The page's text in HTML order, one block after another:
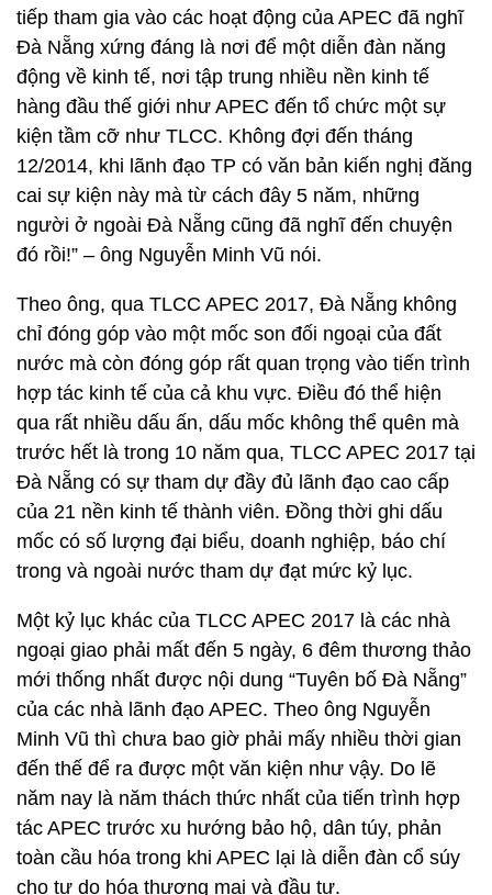
tiếp tham gia vào các hoạt động của APEC đã nghĩ
Đà Nẵng xứng đáng là nơi để một diễn đàn năng
động về kinh tế, nơi tập trung nhiều nền kinh tế
hàng đầu thế giới như APEC đến tổ chức một sự
kiện tầm cỡ như TLCC. Không đợi đến tháng
12/2014, khi lãnh đạo TP có văn bản kiến nghị đăng
cai sự kiện này mà từ cách đây 5 năm, những
người ở ngoài Đà Nẵng cũng đã nghĩ đến chuyện
đó rồi!” – ông Nguyễn Minh Vũ nói.
Theo ông, qua TLCC APEC 2017, Đà Nẵng không
chỉ đóng góp vào một mốc son đối ngoại của đất
nước mà còn đóng góp rất quan trọng vào tiến trình
hợp tác kinh tế của cả khu vực. Điều đó thể hiện
qua rất nhiều dấu ấn, dấu mốc không thể quên mà
trước hết là trong 10 năm qua, TLCC APEC 2017 tại
Đà Nẵng có sự tham dự đầy đủ lãnh đạo cao cấp
của 21 nền kinh tế thành viên. Đồng thời ghi dấu
mốc có số lượng đại biểu, doanh nghiệp, báo chí
trong và ngoài nước tham dự đạt mức kỷ lục.
Một kỷ lục khác của TLCC APEC 2017 là các nhà
ngoại giao phải mất đến 5 ngày, 6 đêm thương thảo
mới thống nhất được nội dung “Tuyên bố Đà Nẵng”
của các nhà lãnh đạo APEC. Theo ông Nguyễn
Minh Vũ thì chưa bao giờ phải mấy nhiều thời gian
đến thế để ra được một văn kiện như vậy. Do lẽ
năm nay là năm thách thức nhất của tiến trình hợp
tác APEC trước xu hướng bảo hộ, dân túy, phản
toàn cầu hóa trong khi APEC lại là diễn đàn cổ súy
cho tự do hóa thương mại và đầu tư.